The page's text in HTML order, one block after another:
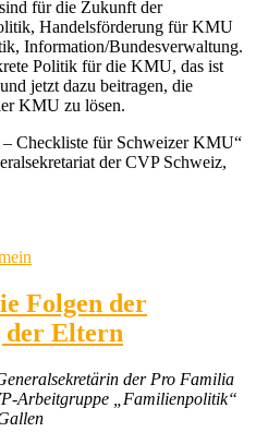
für die Zukunft der
Handelsförderung für KMU
Information/Bundesverwaltung.
Politik für die KMU, das ist
jetzt dazu beitragen, die
KMU zu lösen.
Checkliste für Schweizer KMU“
der CVP Schweiz,
Folgen der
der Eltern
der Pro Familia
Arbeitgruppe „Familienpolitik“